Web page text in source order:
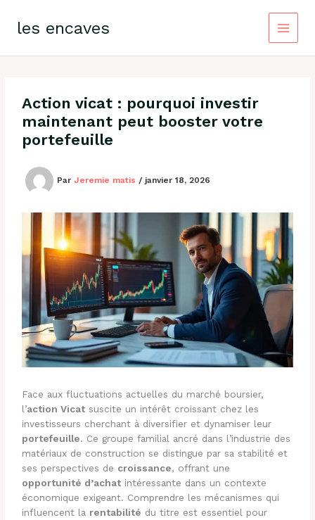
contenules encaves
Action vicat : pourquoi investir
maintenant peut booster votre
portefeuille
Par Jeremie matis / janvier 18, 2026
Face aux fluctuations actuelles du marché boursier,
l’action Vicat suscite un intérêt croissant chez les
investisseurs cherchant à diversifier et dynamiser leur
portefeuille. Ce groupe familial ancré dans l’industrie des
matériaux de construction se distingue par sa stabilité et
ses perspectives de croissance, offrant une
opportunité d’achat intéressante dans un contexte
économique exigeant. Comprendre les mécanismes qui
influencent la rentabilité du titre est essentiel pour